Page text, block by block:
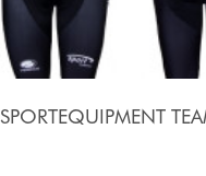
SPORTEQUIPMENT